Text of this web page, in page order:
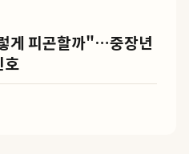
게 피곤할까"…중장년
호